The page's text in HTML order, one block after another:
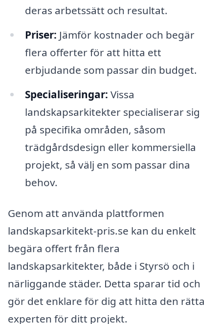
deras arbetssätt och resultat.
Priser: Jämför kostnader och begär
flera offerter för att hitta ett
erbjudande som passar din budget.
Specialiseringar: Vissa
landskapsarkitekter specialiserar sig
på specifika områden, såsom
trädgårdsdesign eller kommersiella
projekt, så välj en som passar dina
behov.
Genom att använda plattformen
landskapsarkitekt-pris.se kan du enkelt
begära offert från flera
landskapsarkitekter, både i Styrsö och i
närliggande städer. Detta sparar tid och
gör det enklare för dig att hitta den rätta
experten för ditt projekt.